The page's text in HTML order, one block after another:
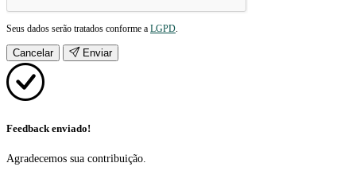
Seus dados serão tratados conforme a LGPD
Cancelar Enviar
Feedback enviado!
Agradecemos sua contribuição.